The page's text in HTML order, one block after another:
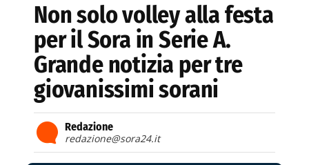
Non solo volley alla festa
per il Sora in Serie A.
Grande notizia per tre
giovanissimi sorani
Redazione
redazione@sora24.it